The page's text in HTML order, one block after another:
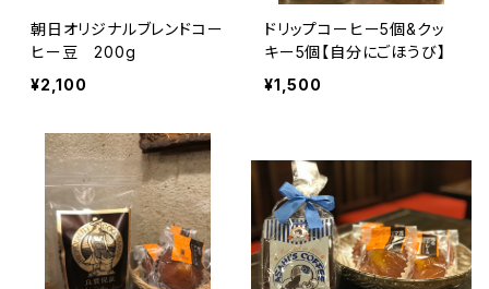
朝日オリジナルブレンドコー
ヒー豆 200g
¥2,100
ドリップコーヒー5個&クッ
キー5個【自分にごほうび】
¥1,500